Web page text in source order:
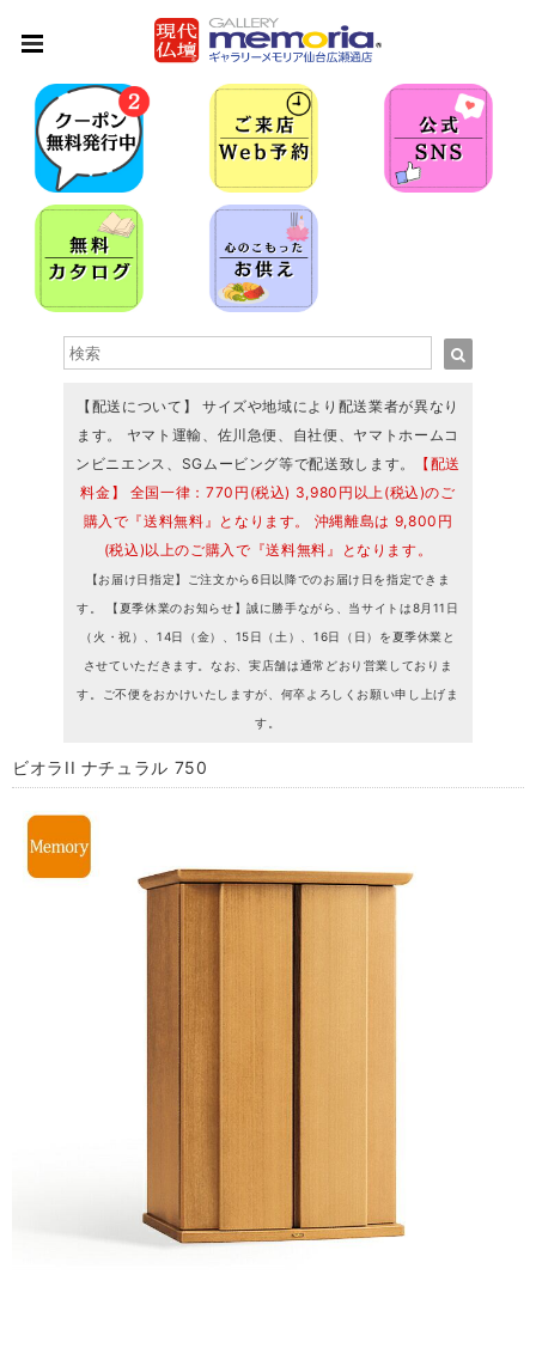
【配送について】 サイズや地域により配送業者が異なり
ます。 ヤマト運輸、佐川急便、自社便、ヤマトホームコ
ンビニエンス、SGムービング等で配送致します。
【配送
料金】 全国一律：770円(税込) 3,980円以上(税込)のご
購入で『送料無料』となります。 沖縄離島は 9,800円
(税込)以上のご購入で『送料無料』となります。
【お届け日指定】ご注文から6日以降でのお届け日を指定できま
す。 【夏季休業のお知らせ】誠に勝手ながら、当サイトは8月11日
（火・祝）、14日（金）、15日（土）、16日（日）を夏季休業と
させていただきます。なお、実店舗は通常どおり営業しておりま
す。ご不便をおかけいたしますが、何卒よろしくお願い申し上げま
す。
ビオラII ナチュラル 750